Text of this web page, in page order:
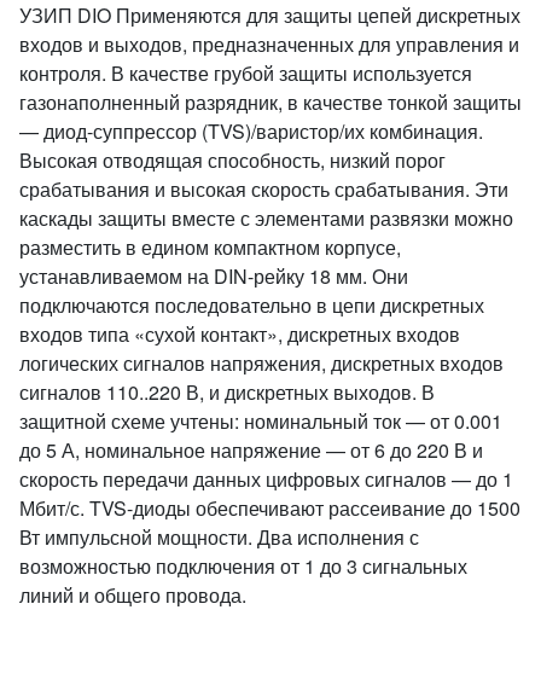
УЗИП DIO Применяются для защиты цепей дискретных
входов и выходов, предназначенных для управления и
контроля. В качестве грубой защиты используется
газонаполненный разрядник, в качестве тонкой защиты
— диод-суппрессор (TVS)/варистор/их комбинация.
Высокая отводящая способность, низкий порог
срабатывания и высокая скорость срабатывания. Эти
каскады защиты вместе с элементами развязки можно
разместить в едином компактном корпусе,
устанавливаемом на DIN-рейку 18 мм. Они
подключаются последовательно в цепи дискретных
входов типа «сухой контакт», дискретных входов
логических сигналов напряжения, дискретных входов
сигналов 110..220 В, и дискретных выходов. В
защитной схеме учтены: номинальный ток — от 0.001
до 5 А, номинальное напряжение — от 6 до 220 В и
скорость передачи данных цифровых сигналов — до 1
Мбит/с. TVS-диоды обеспечивают рассеивание до 1500
Вт импульсной мощности. Два исполнения с
возможностью подключения от 1 до 3 сигнальных
линий и общего провода.